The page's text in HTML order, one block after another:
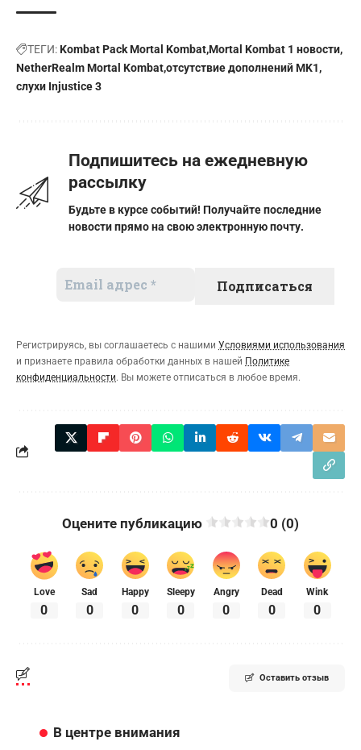
ТЕГИ:Kombat Pack Mortal KombatMortal Kombat 1 новости
NetherRealm Mortal Kombatотсутствие дополнений MK1
слухи Injustice 3
Подпишитесь на ежедневную
рассылку
Будьте в курсе событий! Получайте последние
новости прямо на свою электронную почту.
Регистрируясь, вы соглашаетесь с нашими Условиями использования
и признаете правила обработки данных в нашей Политике
конфиденциальности. Вы можете отписаться в любое время.
Оцените публикацию 0 (0)
Love
0
Sad
0
Happy
0
Sleepy
0
Angry
0
Dead
0
Wink
0
Оставить отзыв
В центре внимания